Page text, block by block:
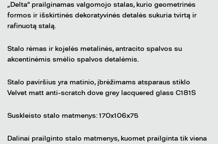
„Delta“ prailginamas valgomojo stalas, kurio geometrinės
formos ir išskirtinės dekoratyvinės detalės sukuria tvirtą ir
rafinuotą stalą.
Stalo rėmas ir kojelės metalinės, antracito spalvos su
akcentinėmis smėlio spalvos detalėmis.
Stalo paviršius yra matinio, įbrėžimams atsparaus stiklo
Velvet matt anti-scratch dove grey lacquered glass C181S
Suskleisto stalo matmenys: 170x106x75
Dalinai prailginto stalo matmenys, kuomet prailginta tik viena